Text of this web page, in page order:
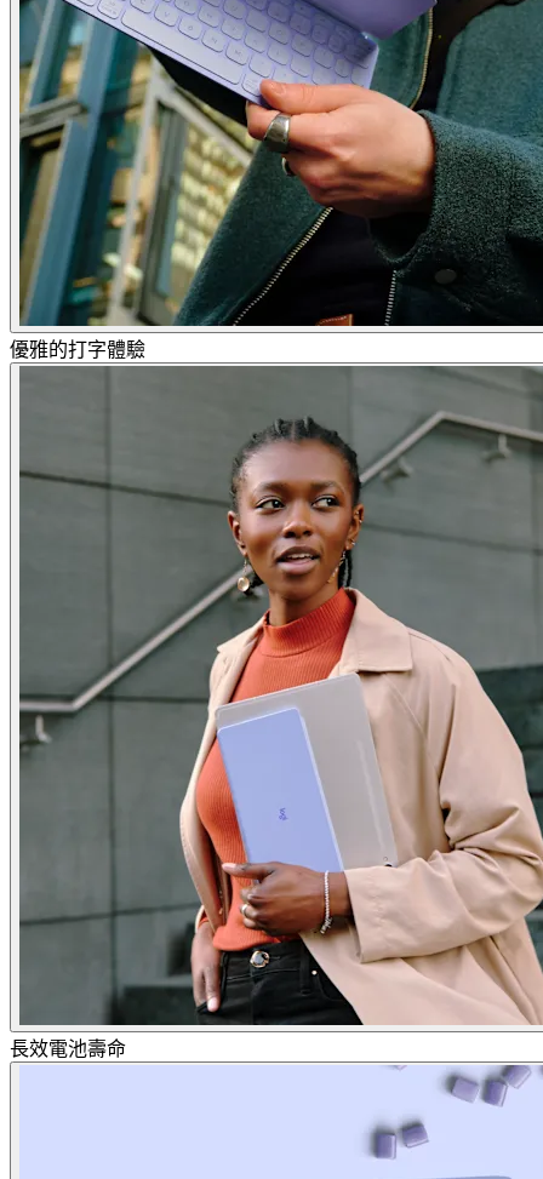
優雅的打字體驗
長效電池壽命